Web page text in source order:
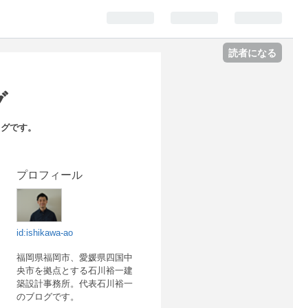
読者になる
です。
プロフィール
id:ishikawa-ao
福岡県福岡市、愛媛県四国中
央市を拠点とする石川裕一建
築設計事務所。代表石川裕一
のブログです。